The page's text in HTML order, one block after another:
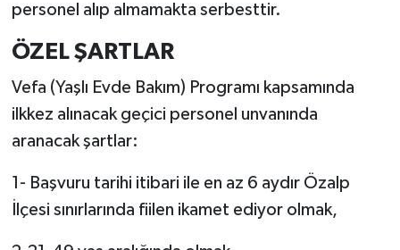
personel alıp almamakta serbesttir.
ÖZEL ŞARTLAR
Vefa (Yaşlı Evde Bakım) Programı kapsamında
ilkkez alınacak geçici personel unvanında
aranacak şartlar:
1- Başvuru tarihi itibari ile en az 6 aydır Özalp
İlçesi sınırlarında fiilen ikamet ediyor olmak,